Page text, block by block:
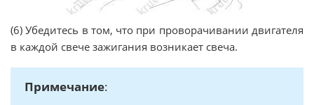
(6) Убедитесь в том, что при проворачивании двигателя
в каждой свече зажигания возникает свеча.
Примечание: